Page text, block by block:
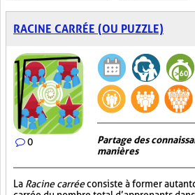
RACINE CARRÉE (OU PUZZLE)
0
Partage des
manières
La Racine carréeconsiste à former autant